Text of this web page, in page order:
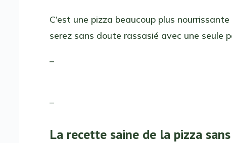
C’est une pizza beaucoup plus
serez sans doute rassasié avec une seule
–
–
La recette saine de la pizza